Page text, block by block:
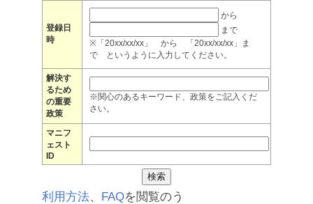
登録日
時
から
まで
※「20xx/xx/xx」 から 「20xx/xx/xx」ま
で というように入力してください。
解決す
るため
の重要
政策
※関心のあるキーワード、政策をご記入くだ
さい。
マニフ
ェスト
ID
利用方法、 FAQを閲覧のう